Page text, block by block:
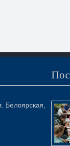
Белоярская,